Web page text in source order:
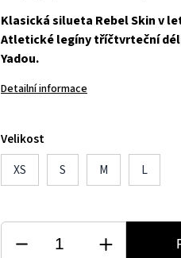
Klasická silueta Rebel Skin v
Atletické legíny tříčtvrteční
Yadou.
Detailní informace
Velikost
XS
S M L